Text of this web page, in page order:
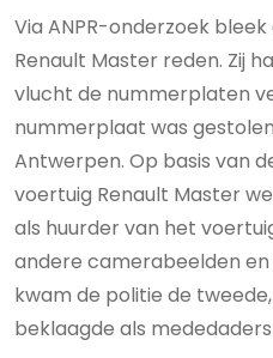
Via ANPR-onderzoek
Renault Master reden. Zij
vlucht de nummerplaten
nummerplaat was
Antwerpen. Op basis van
voertuig Renault Master
als huurder van het
andere camerabeelden
kwam de politie de
beklaagde als